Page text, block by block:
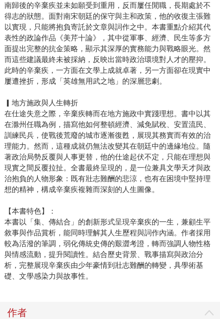
南歸後的辛棄疾並未如願受到重用，反而屢任閒職，長期處於不
得志的狀態。面對南宋朝廷的保守與主和政策，他的收復主張難
以實現，只能將抱負寄託於文章與詞作之中。本書重點介紹其代
表性的政論作品《美芹十論》，其中從軍事、經濟、民生等多方
面提出完整的抗金策略，顯示其深厚的實務能力與戰略眼光。然
而這些建議最終未被採納，反映出當時政治環境對人才的壓抑。
此時的辛棄疾，一方面在文學上成就卓著，另一方面卻在現實中
屢遭挫折，形成「英雄無用武之地」的深層悲劇。
▎地方施政與人生轉折
在仕途失意之際，辛棄疾轉而在地方施政中實踐理想。書中以其
在滁州任職為例，描寫他如何整頓經濟、減免賦稅、安置流民、
訓練民兵，使戰後荒廢的城市逐漸復甦，展現其務實而有效的治
理能力。然而，這種成就仍無法改變其在朝廷中的邊緣地位。隨
著政治局勢反覆與人事更替，他的仕途起伏不定，只能在理想與
現實之間反覆拉扯。全書最終呈現的，是一位兼具文學天才與政
治抱負的人物形象：既有壯志難酬的悲涼，也有在困境中堅持理
想的精神，構成辛棄疾複雜而深刻的人生圖像。
【本書特色】：
本書以「集、傳結合」的創新形式呈現辛棄疾的一生，兼顧生平
敘事與作品賞析，能同時理解其人生歷程與詞作內涵。作者採用
較為活潑的筆調，弱化傳統史傳的艱澀考證，轉而強調人物性格
與情感流動，提升閱讀性。結合歷史背景、戰事描寫與政治分
析，完整展現辛棄疾由少年豪情到壯志難酬的轉變，具學術基
礎、文學感染力與故事性。
作者